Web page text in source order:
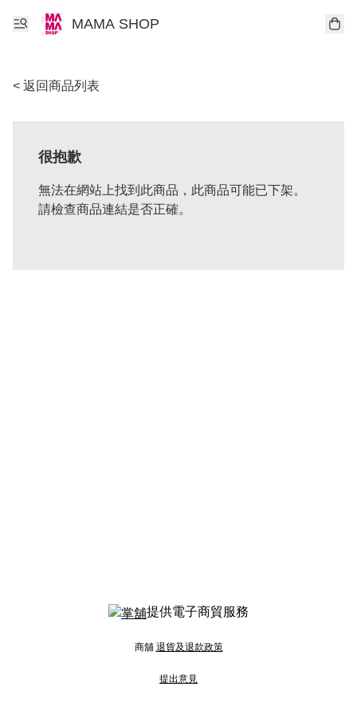
MAMA SHOP
< 返回商品列表
很抱歉
無法在網站上找到此商品，此商品可能已下架。
請檢查商品連結是否正確。
提供電子商貿服務
商舖 退貨及退款政策
提出意見